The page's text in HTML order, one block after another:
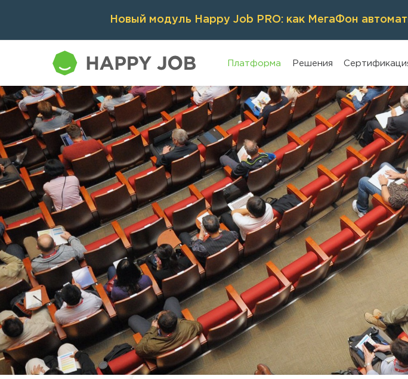
Новый модуль Happy Job PRO: как МегаФон
Платформа Решения